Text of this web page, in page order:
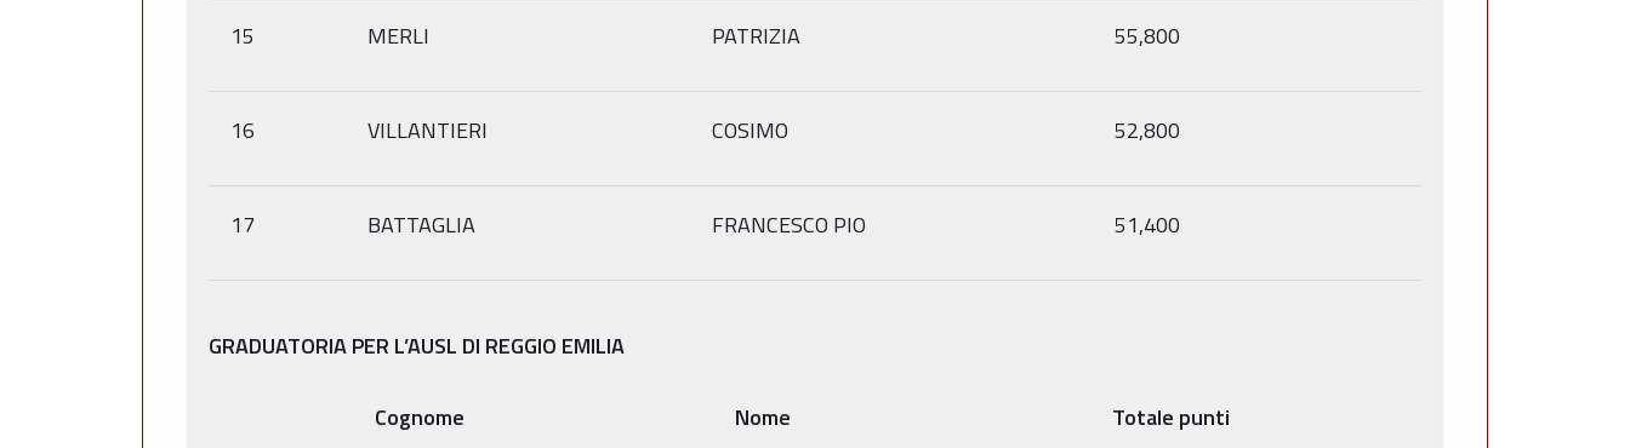
15 MERLI PATRIZIA 55,800
16 VILLANTIERI COSIMO 52,800
17 BATTAGLIA FRANCESCO PIO 51,400
GRADUATORIA PER L’AUSL DI REGGIO EMILIA
Cognome Nome Totale punti